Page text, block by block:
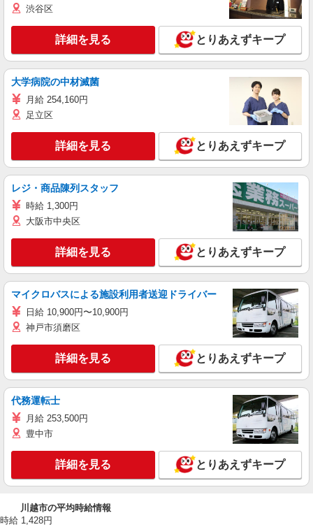
渋谷区
詳細を見る とりあえずキープ
大学病院の中材滅菌
月給 254,160円
足立区
詳細を見る とりあえずキープ
レジ・商品陳列スタッフ
時給 1,300円
大阪市中央区
詳細を見る とりあえずキープ
マイクロバスによる施設利用者送迎ドライバー
日給 10,900円〜10,900円
神戸市須磨区
詳細を見る とりあえずキープ
代務運転士
月給 253,500円
豊中市
詳細を見る とりあえずキープ
川越市の平均時給情報
時給 1,428円